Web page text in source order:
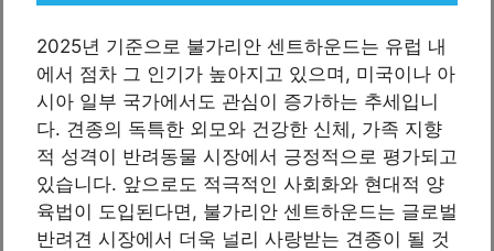
2025년 기준으로 불가리안 센트하운드는 유럽 내
에서 점차 그 인기가 높아지고 있으며, 미국이나 아
시아 일부 국가에서도 관심이 증가하는 추세입니
다. 견종의 독특한 외모와 건강한 신체, 가족 지향
적 성격이 반려동물 시장에서 긍정적으로 평가되고
있습니다. 앞으로도 적극적인 사회화와 현대적 양
육법이 도입된다면, 불가리안 센트하운드는 글로벌
반려견 시장에서 더욱 널리 사랑받는 견종이 될 것